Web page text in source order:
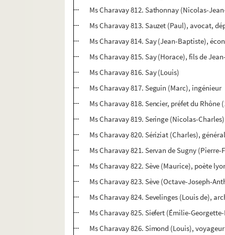
Ms Charavay 812. Sathonnay (Nicolas-
Ms Charavay 813. Sauzet (Paul), avocat,
Ms Charavay 814. Say (Jean-Baptiste),
Ms Charavay 815. Say (Horace), fils de
Ms Charavay 816. Say (Louis)
Ms Charavay 817. Seguin (Marc), ingénieur
Ms Charavay 818. Sencier, préfet du Rhône
Ms Charavay 819. Seringe (Nicolas-
Ms Charavay 820. Sériziat (Charles),
Ms Charavay 821. Servan de Sugny
Ms Charavay 822. Sève (Maurice), poète
Ms Charavay 823. Sève (Octave-Joseph-
Ms Charavay 824. Sevelinges (Louis de),
Ms Charavay 825. Siefert (Émilie-
Ms Charavay 826. Simond (Louis), voyageur